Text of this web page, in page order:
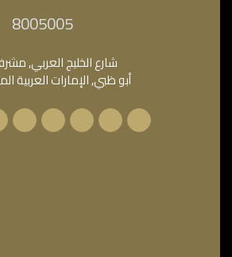
شارع الخليج العربي, مشرف,
أبو ظبي, الإمارات العربية المتحدة